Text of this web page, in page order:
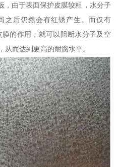
，由于表面保护皮膜较粗，水分子
之后仍然会有红锈产生。而仅有
膜的作用，就可以阻断水分子及空
而达到更高的耐腐水平。